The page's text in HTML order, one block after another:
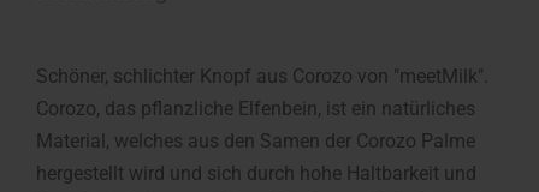
Schöner, schlichter Knopf aus Corozo von "meetMilk".
Corozo, das pflanzliche Elfenbein, ist ein natürliches
Material, welches aus den Samen der Corozo Palme
hergestellt wird und sich durch hohe Haltbarkeit und